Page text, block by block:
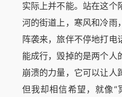
实际上并不能。站在这个
河的街道上，寒风和冷雨
阵袭来，旅伴不停地打电
能成行，毁掉的是两个人
崩溃的力量，它可以让人
但我却相信希望，就像“